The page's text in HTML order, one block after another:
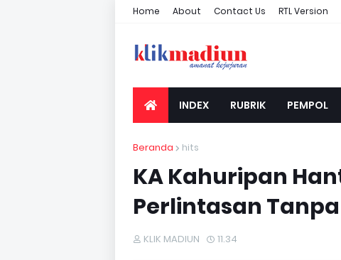
Home About Contact Us RTL Version
INDEX RUBRIK PEMPOL
Beranda hits
KA Kahuripan
Perlintasan
KLIK MADIUN 11.34